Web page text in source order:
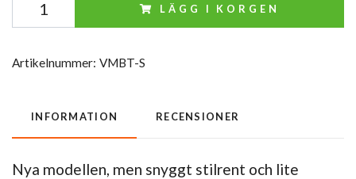
LÄGG I KORGEN
Artikelnummer: VMBT-S
INFORMATION RECENSIONER
Nya modellen, men snyggt stilrent och lite